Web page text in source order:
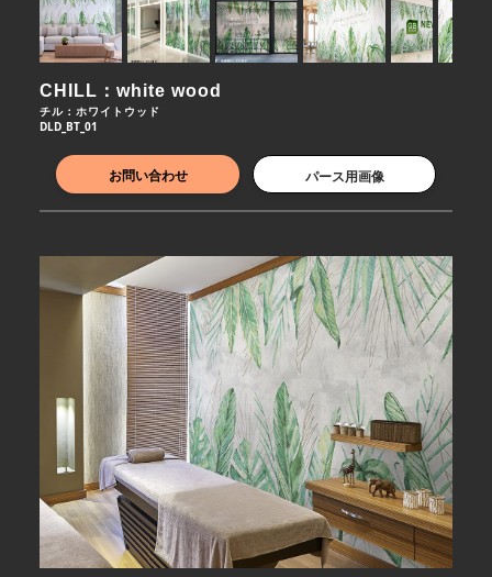
CHILL：white wood
チル：ホワイトウッド
DLD_BT_01
お問い合わせ パース用画像